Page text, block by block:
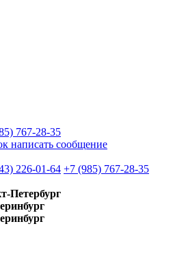
767-28-35
написать сообщение
226-01-64 +7 (985) 767-28-35
Петербург